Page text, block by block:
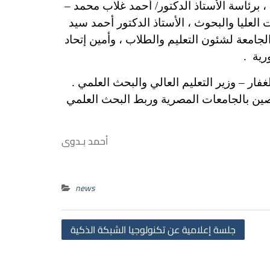
القومي للبحث العلمي ، برئاسة الأستاذ الدكتور/ أحمد غلاب محمد –
والبحوث ، الأستاذ الدكتور أحمد سيد
لشئون التعليم والطلاب ، وأمين إتحاد
.
– وزير التعليم العالي والبحث العلمي .
بالجامعات المصرية وربط البحث العلمي
أحمد بـدوى
news
جلسة إعلامية عن تكنولوجيا الشبكة الذكية